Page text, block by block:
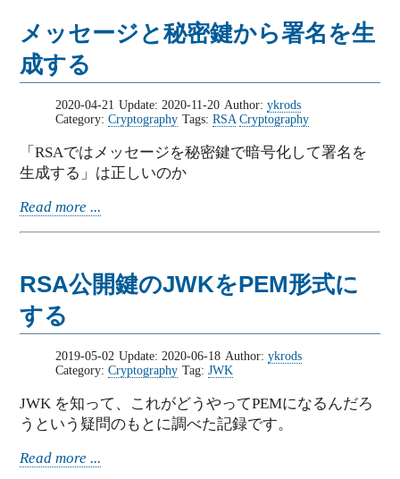
メッセージと秘密鍵から署名を生
成する
2020-04-21 Update:2020-11-20 Author:ykrods
Category:Cryptography Tags:RSA Cryptography
「RSAではメッセージを秘密鍵で暗号化して署名を
生成する」は正しいのか
Read more ...
RSA公開鍵のJWKをPEM形式に
する
2019-05-02 Update:2020-06-18 Author:ykrods
Category:Cryptography Tag:JWK
JWK を知って、これがどうやってPEMになるんだろ
うという疑問のもとに調べた記録です。
Read more ...